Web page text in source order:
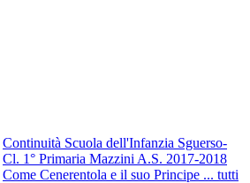
Continuità Scuola dell'Infanzia Sguerso-
Cl. 1° Primaria Mazzini A.S. 2017-2018
Come Cenerentola e il suo Principe ... tutti